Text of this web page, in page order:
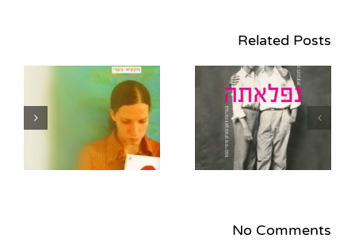
Related Posts
ביקורת אורחת: אביעד
שטיר על "נפלאתה" –
אנתולוגיה של שירה
להט"בית בעריכת דורי
מנור ורונן סוניס (הוצאת
חרגול ומודן)
No Comments